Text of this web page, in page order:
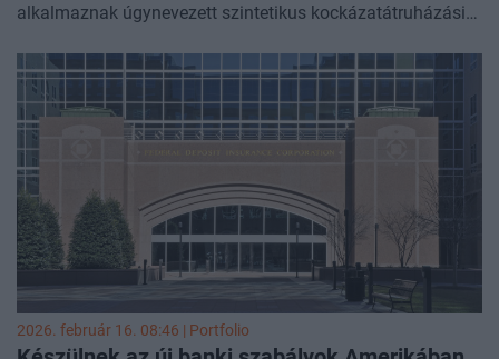
alkalmaznak úgynevezett szintetikus kockázatátruházási
amelyek révén a pénzintézetek a hitelkockázataikat
magánalapokrahárítják át. A piac bővülése új
sebezhetőségi pontokat teremthet a globális pénzügyi
rendszerben a testület szerint - írja a Reuters.
2026. február 16. 08:46 | Portfolio